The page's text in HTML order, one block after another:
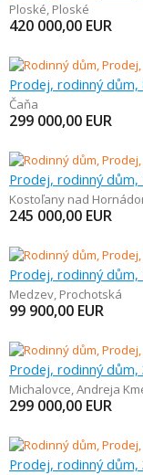
Ploské, Ploské
420 000,00 EUR
Prodej, rodinný dům,
Čaňa
299 000,00 EUR
Prodej, rodinný dům,
Kostoľany nad
245 000,00 EUR
Prodej, rodinný dům,
Medzev, Prochotská
99 900,00 EUR
Prodej, rodinný dům,
Michalovce,Andreja
299 000,00 EUR
Prodej, rodinný dům,